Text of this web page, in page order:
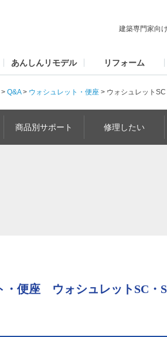
建築専門家向け
あんしんリモデル リフォーム
> Q&A> ウォシュレット・便座 > ウォシュレット
商品別サポート 修理したい
・便座 ウォシュレットSC・